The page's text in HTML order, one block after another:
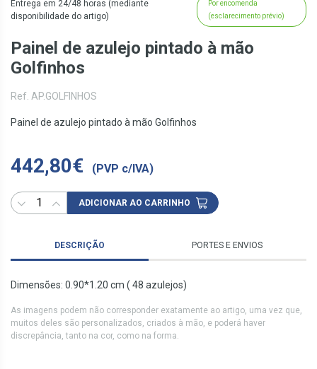
Entrega em 24/48 horas (mediante
disponibilidade do artigo)
Por encomenda
(esclarecimento prévio)
Painel de azulejo pintado à mão
Golfinhos
Ref. AP.GOLFINHOS
Painel de azulejo pintado à mão Golfinhos
442,80€ (PVP c/IVA)
ADICIONAR AO CARRINHO
DESCRIÇÃO PORTES E ENVIOS
Dimensões: 0.90*1.20 cm ( 48 azulejos)
As imagens podem não corresponder exatamente ao artigo, uma vez que,
muitos deles são personalizados, criados à mão, e poderá haver
discrepância, tanto na cor, como na forma.